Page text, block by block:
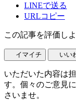
LINEで送る
URLコピー
この記事を評価しよ
イマイチ いい
いただいた内容は
す。個々のご意見
さいませ。